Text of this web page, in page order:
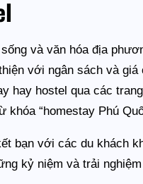
và văn hóa địa
với ngân sách và giá
hay hostel qua các
“homestay Phú
bạn với các du khách
kỷ niệm và trải